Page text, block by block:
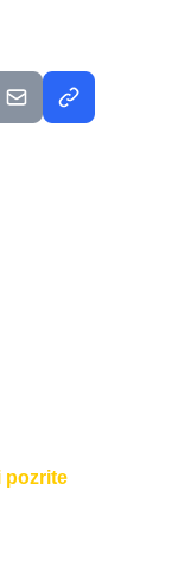
pozrite